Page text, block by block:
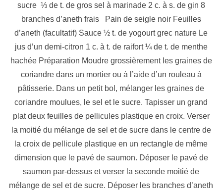
sucre ⅓ de t. de gros sel à marinade 2 c. à s. de gin 8
branches d’aneth frais Pain de seigle noir Feuilles
d’aneth (facultatif) Sauce ½ t. de yogourt grec nature Le
jus d’un demi-citron 1 c. à t. de raifort ¼ de t. de menthe
hachée Préparation Moudre grossièrement les graines de
coriandre dans un mortier ou à l’aide d’un rouleau à
pâtisserie. Dans un petit bol, mélanger les graines de
coriandre moulues, le sel et le sucre. Tapisser un grand
plat deux feuilles de pellicules plastique en croix. Verser
la moitié du mélange de sel et de sucre dans le centre de
la croix de pellicule plastique en un rectangle de même
dimension que le pavé de saumon. Déposer le pavé de
saumon par-dessus et verser la seconde moitié de
mélange de sel et de sucre. Déposer les branches d’aneth